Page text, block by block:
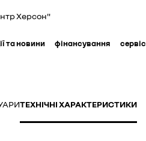
Херсон"
та новини фінансування сервіс
ТЕХНІЧНІ ХАРАКТЕРИСТИКИ